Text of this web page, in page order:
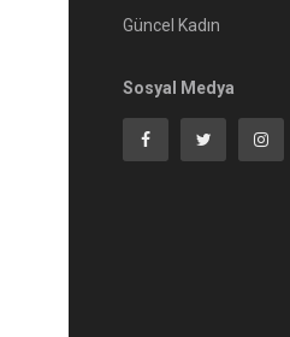
Güncel Kadın
Sosyal Medya